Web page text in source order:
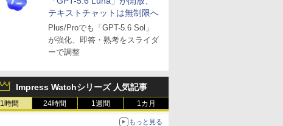
テキストチャットは無制限へ
Plus/Proでも「GPT-5.6 Sol」
が強化、即答・熟考をスライダ
ーで調整
Impress Watchシリーズ 人気記事
1時間 24時間 1週間 1カ月
もっと見る